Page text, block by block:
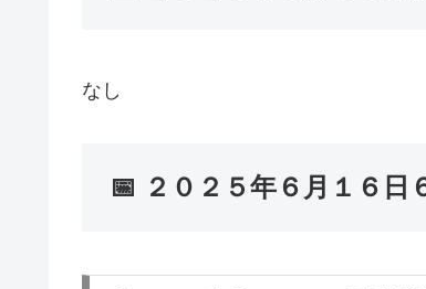
なし
📅 ２０２５年６月１６日